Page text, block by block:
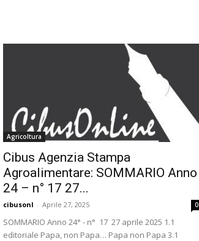
Agricoltura
Cibus Agenzia Stampa
Agroalimentare: SOMMARIO Anno
24 – n° 17 27...
cibusonl - Aprile 27, 2025 0
SOMMARIO Anno 24° - n° 17 27 aprile 2025 1.1
editoriale Papa, non Papa… Papa non Papa 3.1